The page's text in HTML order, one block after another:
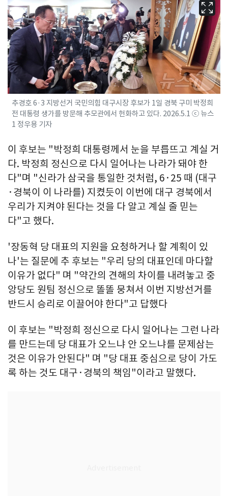
추경호 6·3 지방선거 국민의힘 대구시장 후보가 1일 경북 구미 박정희
전 대통령 생가를 방문해 추모관에서 헌화하고 있다. 2026.5.1 ⓒ 뉴스
1 정우용 기자
이 후보는 "박정희 대통령께서 눈을 부릅뜨고 계실 거
다. 박정희 정신으로 다시 일어나는 나라가 돼야 한
다"며 "신라가 삼국을 통일한 것처럼, 6·25 때 (대구
·경북이 이 나라를) 지켰듯이 이번에 대구 경북에서
우리가 지켜야 된다는 것을 다 알고 계실 줄 믿는
다"고 했다.
'장동혁 당 대표의 지원을 요청하거나 할 계획이 있
나'는 질문에 추 후보는 "우리 당의 대표인데 마다할
이유가 없다" 며 "약간의 견해의 차이를 내려놓고 중
앙당도 원팀 정신으로 똘똘 뭉쳐서 이번 지방선거를
반드시 승리로 이끌어야 한다"고 답했다
이 후보는 "박정희 정신으로 다시 일어나는 그런 나라
를 만드는데 당 대표가 오느냐 안 오느냐를 문제삼는
것은 이유가 안된다" 며 "당 대표 중심으로 당이 가도
록 하는 것도 대구·경북의 책임"이라고 말했다.